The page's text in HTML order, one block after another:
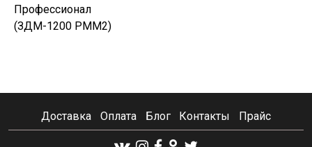
Профессионал
(ЗДМ-1200 РММ2)
Доставка Оплата Блог Контакты Прайс